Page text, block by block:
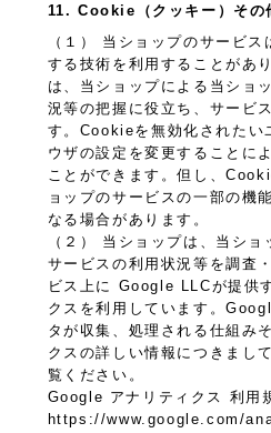
11. Cookie（クッキー）その
（１） 当ショップのサービ
する技術を利用することがあ
は、当ショップによる当ショ
況等の把握に役立ち、サービ
す。Cookieを無効化されたい
ウザの設定を変更することに
ことができます。但し、
ョップのサービスの一部の機
なる場合があります。
（２） 当ショップは、当シ
サービスの利用状況等を調査
ビス上に Google LLCが提供
クスを利用しています。
タが収集、処理される仕組み
クスの詳しい情報につきまし
覧ください。
Google アナリティクス 利用
https://www.google.com/